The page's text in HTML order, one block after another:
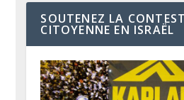
SOUTENEZ LA
CITOYENNE EN ISRAËL